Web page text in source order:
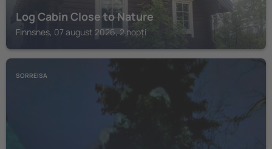
Log Cabin Close to Nature
Finnsnes, 07 august 2026, 2 nopți
SORREISA